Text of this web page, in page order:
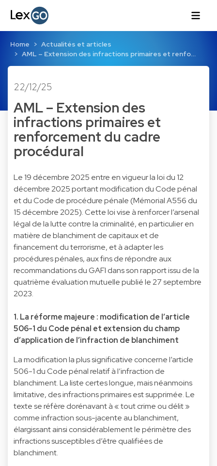
Home
Actualités et articles
AML – Extension des infractions primaires et renfo…
22/12/25
AML – Extension des
infractions primaires et
renforcement du cadre
procédural
Le 19 décembre 2025 entre en vigueur la loi du 12
décembre 2025 portant modification du Code pénal
et du Code de procédure pénale (Mémorial A556 du
15 décembre 2025). Cette loi vise à renforcer l’arsenal
légal de la lutte contre la criminalité, en particulier en
matière de blanchiment de capitaux et de
financement du terrorisme, et à adapter les
procédures pénales, aux fins de répondre aux
recommandations du GAFI dans son rapport issu de la
quatrième évaluation mutuelle publié le 27 septembre
2023.
1. La réforme majeure : modification de l’article
506-1 du Code pénal et extension du champ
d’application de l’infraction de blanchiment
La modification la plus significative concerne l’article
506-1 du Code pénal relatif à l’infraction de
blanchiment. La liste certes longue, mais néanmoins
limitative, des infractions primaires est supprimée. Le
texte se réfère dorénavant à « tout crime ou délit »
comme infraction sous-jacente au blanchiment,
élargissant ainsi considérablement le périmètre des
infractions susceptibles d’être qualifiées de
blanchiment.